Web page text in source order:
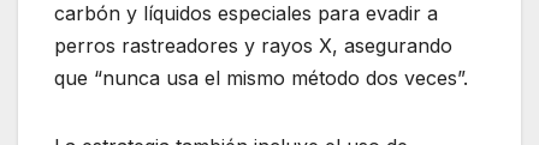
carbón y líquidos especiales para evadir a
perros rastreadores y rayos X, asegurando
que “nunca usa el mismo método dos veces”.